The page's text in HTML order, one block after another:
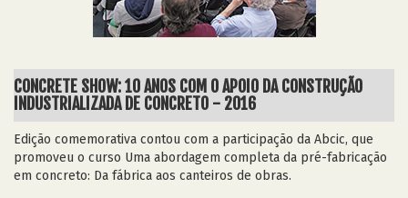
CONCRETE SHOW: 10 ANOS COM O APOIO DA CONSTRUÇÃO
INDUSTRIALIZADA DE CONCRETO - 2016
Edição comemorativa contou com a participação da Abcic, que
promoveu o curso Uma abordagem completa da pré-fabricação
em concreto: Da fábrica aos canteiros de obras.